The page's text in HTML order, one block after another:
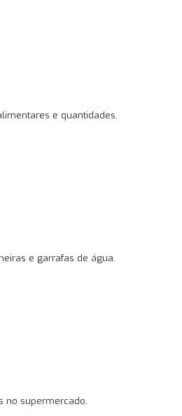
e quantidades.
e garrafas de água.
no supermercado.